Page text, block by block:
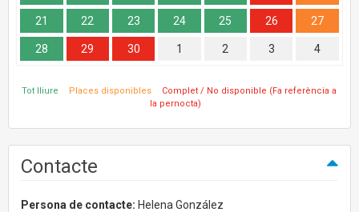
21 22 23 24 25 26 27
28 29 30 1 2 3 4
Tot lliure Places disponibles
Complet / No disponible (Fa referència a
la pernocta)
Contacte
Persona de contacte: Helena González